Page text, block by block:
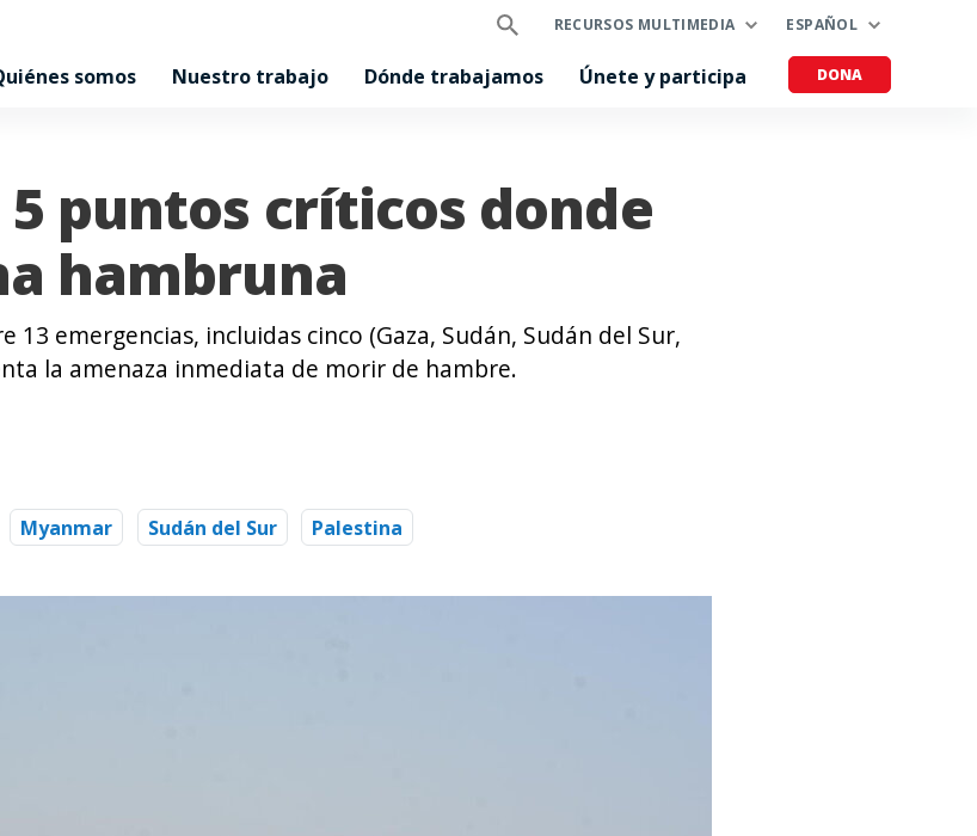
RECURSOS MULTIMEDIA ESPAÑOL
somos Nuestro trabajo Dónde trabajamos Únete y participa DONA
5 puntos críticos donde
hambruna
emergencias, incluidas cinco (Gaza, Sudán, Sudán del Sur,
la amenaza inmediata de morir de hambre.
Myanmar Sudán del Sur Palestina